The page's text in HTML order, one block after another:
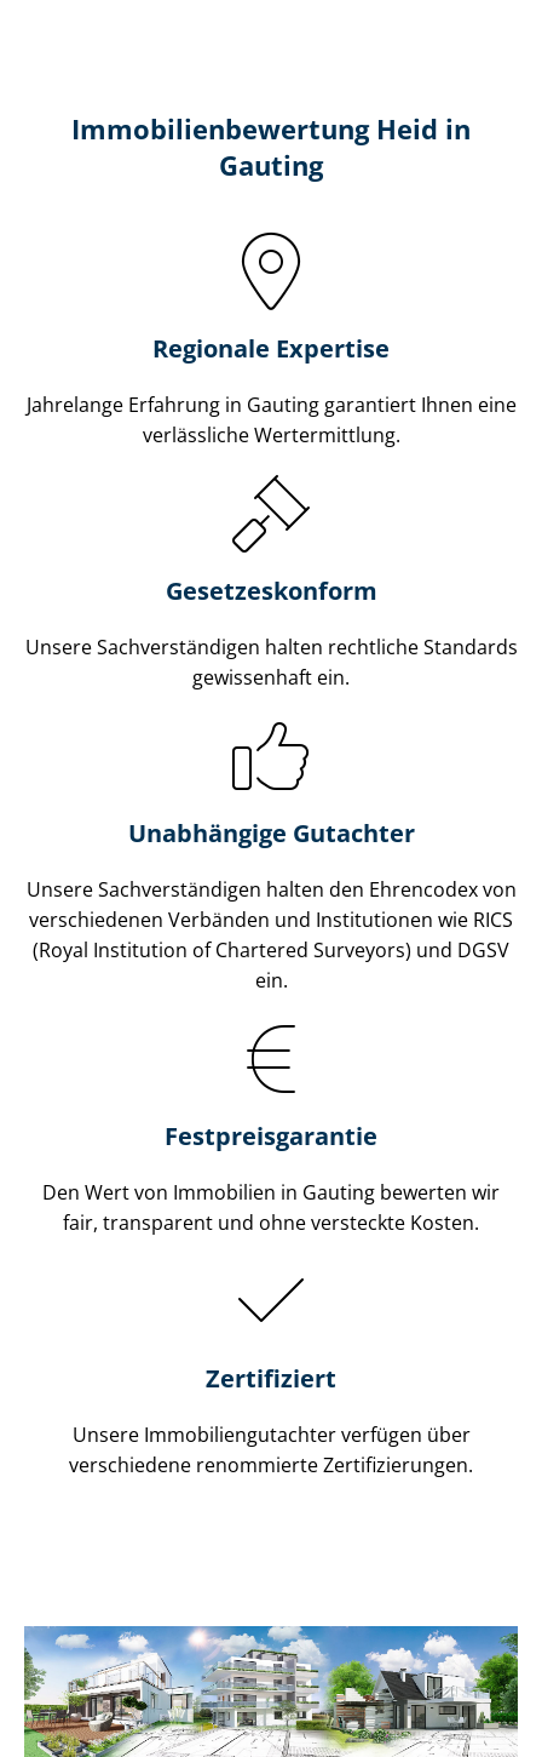
Immobilien­bewertung Heid in
Gauting
Regionale Expertise
Jahrelange Erfahrung in Gauting garantiert Ihnen eine
verlässliche Wertermittlung.
Gesetzes­konform
Unsere Sach­ver­stän­di­gen halten rechtliche Standards
gewissenhaft ein.
Unabhängige Gutachter
Unsere Sach­ver­stän­di­gen halten den Ehrencodex von
verschiedenen Verbänden und Institutionen wie RICS
(Royal Institution of Chartered Surveyors) und DGSV
ein.
Festpreis​garantie
Den Wert von Immobilien in Gauting bewerten wir
fair, transparent und ohne versteckte Kosten.
Zertifiziert
Unsere Immobilien­gutachter verfügen über
verschiedene renommierte Zer­ti­fi­zie­run­gen.